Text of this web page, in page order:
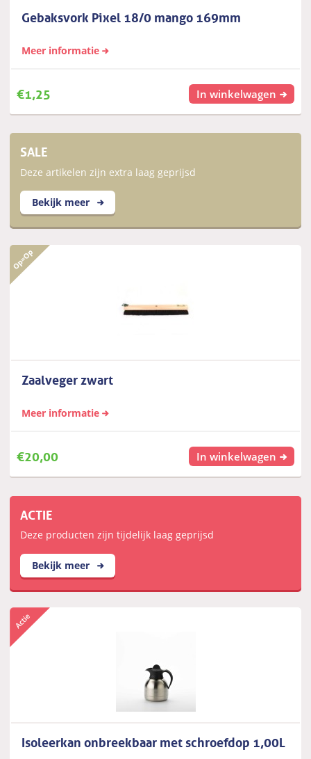
Gebaksvork Pixel 18/0 mango 169mm
Meer informatie
€1,25 In winkelwagen
SALE
Deze artikelen zijn extra laag geprijsd
Bekijk meer
Zaalveger zwart
Meer informatie
€20,00 In winkelwagen
ACTIE
Deze producten zijn tijdelijk laag geprijsd
Bekijk meer
Isoleerkan onbreekbaar met schroefdop 1,00L